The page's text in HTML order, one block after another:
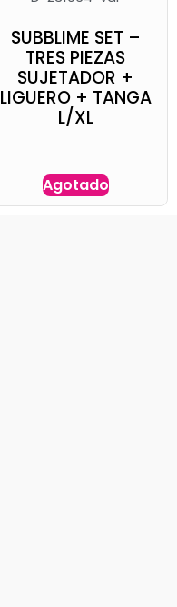
SUBBLIME SET –
TRES PIEZAS
SUJETADOR +
LIGUERO + TANGA
L/XL
Agotado